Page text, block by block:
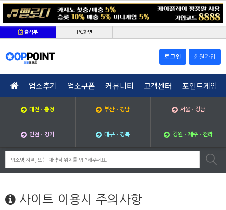
출석부 PC화면
로그인 회원가입
업소후기 업소쿠폰 커뮤니티 고객센터 포인트게임
대전ㆍ충청 부산ㆍ경남 서울ㆍ강남
인천ㆍ경기 대구ㆍ경북 강원ㆍ제주ㆍ전라
사이트 이용시 주의사항